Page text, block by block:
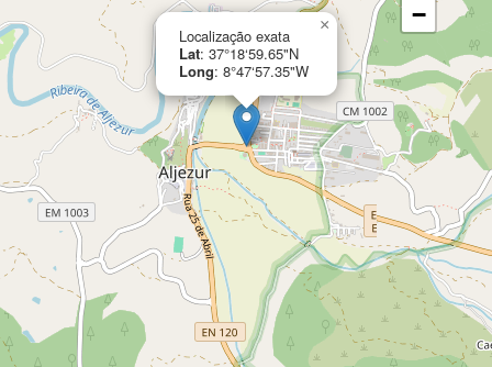
Localização exata
Lat: 37°18‘59.65"N
Long: 8°47‘57.35"W
×
−